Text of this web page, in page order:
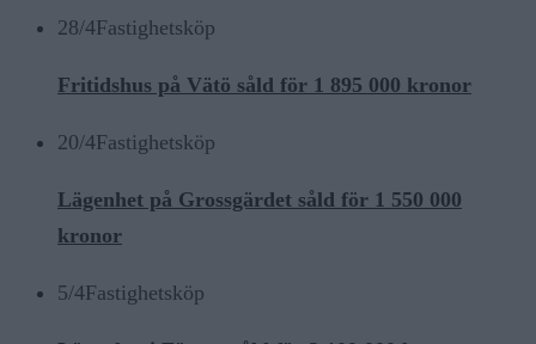
28/4Fastighetsköp
Fritidshus på Vätö såld för 1 895 000 kronor
20/4Fastighetsköp
Lägenhet på Grossgärdet såld för 1 550 000
kronor
5/4Fastighetsköp